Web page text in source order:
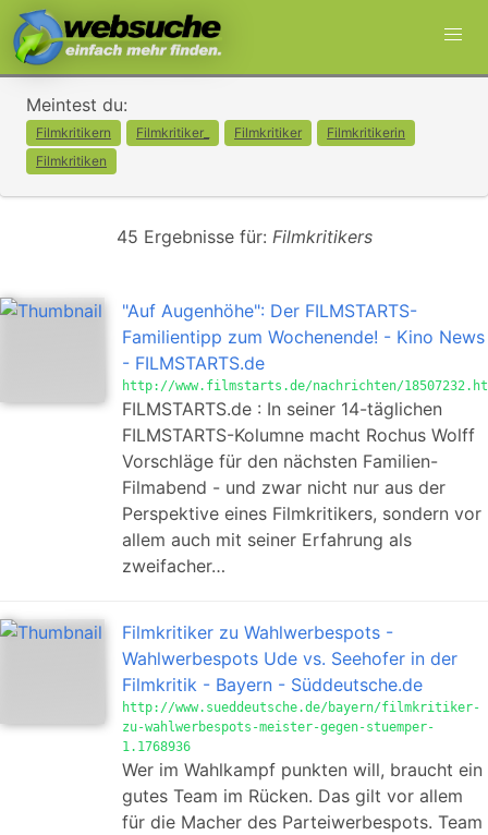
Meintest du:
Filmkritikern Filmkritiker_ Filmkritiker
Filmkritikerin
Filmkritiken
45 Ergebnisse für: Filmkritikers
"Auf Augenhöhe": Der FILMSTARTS-
Familientipp zum Wochenende! - Kino News
- FILMSTARTS.de
http://www.filmstarts.de/nachrichten/
FILMSTARTS.de : In seiner 14-täglichen
FILMSTARTS-Kolumne macht Rochus Wolff
Vorschläge für den nächsten Familien-
Filmabend - und zwar nicht nur aus der
Perspektive eines Filmkritikers, sondern vor
allem auch mit seiner Erfahrung als
zweifacher…
Filmkritiker zu Wahlwerbespots -
Wahlwerbespots Ude vs. Seehofer in der
Filmkritik - Bayern - Süddeutsche.de
http://www.sueddeutsche.de/bayern/filmkritiker-
zu-wahlwerbespots-meister-gegen-stuemper-
1.1768936
Wer im Wahlkampf punkten will, braucht ein
gutes Team im Rücken. Das gilt vor allem
für die Macher des Parteiwerbespots. Team